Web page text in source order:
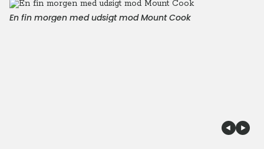
En fin morgen med udsigt mod Mount Cook